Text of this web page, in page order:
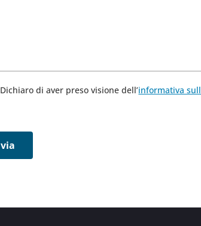
Dichiaro di aver preso visione dell’informativa